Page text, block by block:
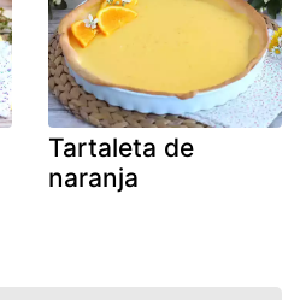
Tartaleta de
naranja